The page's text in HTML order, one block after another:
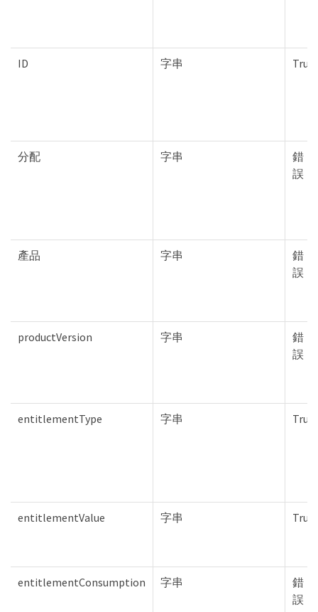
ID 字串 True
分配 字串
錯
誤
產品 字串
錯
誤
productVersion 字串
錯
誤
entitlementType 字串 True
entitlementValue 字串 True
entitlementConsumption 字串
錯
誤